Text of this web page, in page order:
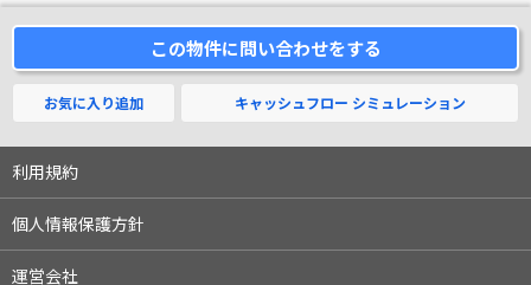
この物件に問い合わせをする
お気に入り追加 キャッシュフロー シミュレーション
利用規約
個人情報保護方針
運営会社